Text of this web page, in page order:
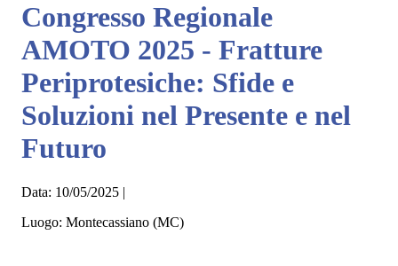
Congresso Regionale
AMOTO 2025 - Fratture
Periprotesiche: Sfide e
Soluzioni nel Presente e nel
Futuro
Data: 10/05/2025 |
Luogo: Montecassiano (MC)